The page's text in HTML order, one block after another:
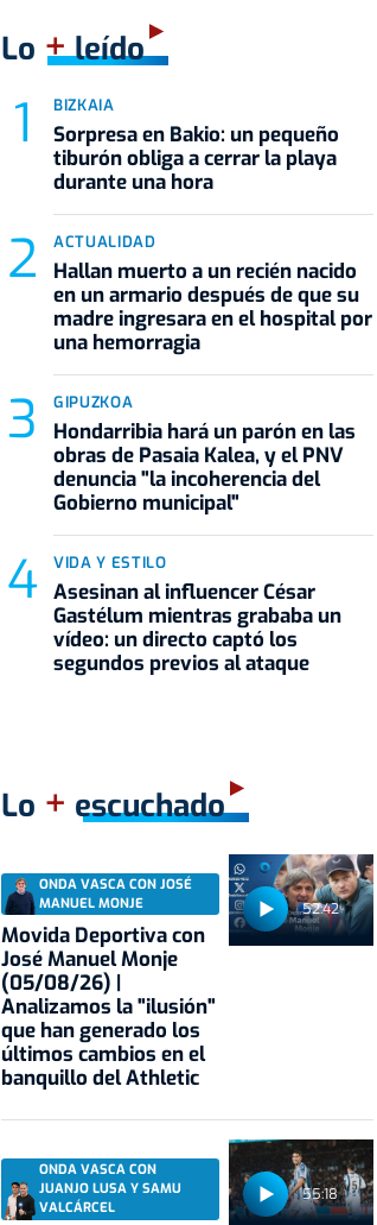
Lo +leído
BIZKAIA
Sorpresa en Bakio: un pequeño
tiburón obliga a cerrar la playa
durante una hora
ACTUALIDAD
Hallan muerto a un recién nacido
en un armario después de que su
madre ingresara en el hospital por
una hemorragia
GIPUZKOA
Hondarribia hará un parón en las
obras de Pasaia Kalea, y el PNV
denuncia "la incoherencia del
Gobierno municipal"
VIDA Y ESTILO
Asesinan al influencer César
Gastélum mientras grababa un
vídeo: un directo captó los
segundos previos al ataque
Lo + escuchado
52:42
ONDA VASCA CON JOSÉ
MANUEL MONJE
Movida Deportiva con
José Manuel Monje
(05/08/26) |
Analizamos la "ilusión"
que han generado los
últimos cambios en el
banquillo del Athletic
55:18
ONDA VASCA CON
JUANJO LUSA Y SAMU
VALCÁRCEL